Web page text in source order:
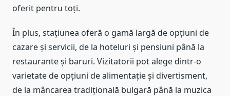
oferit pentru toți.
În plus, stațiunea oferă o gamă largă de opțiuni de
cazare și servicii, de la hoteluri și pensiuni până la
restaurante și baruri. Vizitatorii pot alege dintr-o
varietate de opțiuni de alimentație și divertisment,
de la mâncarea tradițională bulgară până la muzica